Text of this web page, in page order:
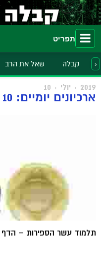
תפריט
קבלה שאל את הרב ›
2019 יולי 10
ארכיונים יומיים: 10 ביולי 2019
תלמוד עשר הספירות –